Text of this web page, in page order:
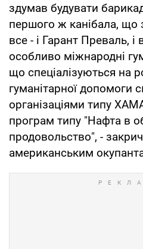
здумав будувати
першого ж канібала, що
все - і Гарант Преваль, і
особливо міжнародні
що спеціалізуються на
гуманітарної допомоги
організаціями типу
програм типу "Нафта в
продовольство", -
американським